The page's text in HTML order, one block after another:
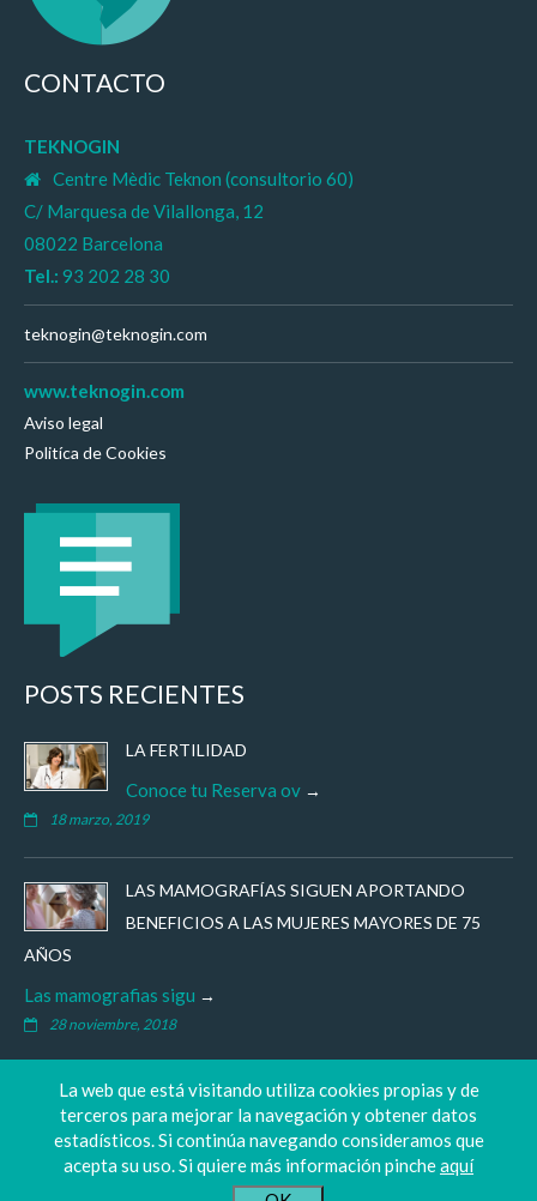
CONTACTO
TEKNOGIN
Centre Mèdic Teknon (consultorio 60)
C/ Marquesa de Vilallonga, 12
08022 Barcelona
Tel.: 93 202 28 30
teknogin@teknogin.com
www.teknogin.com
Aviso legal
Politíca de Cookies
POSTS RECIENTES
LA FERTILIDAD
Conoce tu Reserva ov
18 marzo, 2019
LAS MAMOGRAFÍAS SIGUEN APORTANDO
BENEFICIOS A LAS MUJERES MAYORES DE 75
AÑOS
Las mamografias sigu
28 noviembre, 2018
Copyrights ©2016: TEKNOGIN - Ginecología y Obstetricia
La web que está visitando utiliza cookies propias y de
terceros para mejorar la navegación y obtener datos
estadísticos. Si continúa navegando consideramos que
acepta su uso. Si quiere más información pincheaquí